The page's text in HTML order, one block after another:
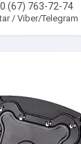
(67) 763-72-74
/ Viber/Telegram